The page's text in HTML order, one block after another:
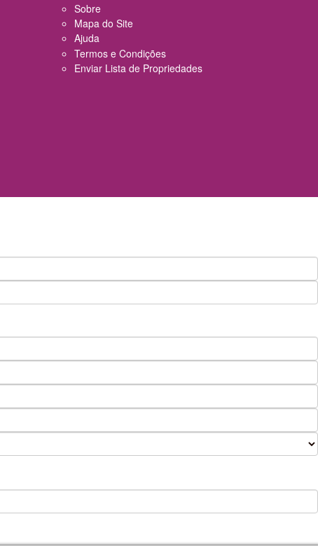
Sobre
Mapa do Site
Ajuda
Termos e Condições
Enviar Lista de Propriedades